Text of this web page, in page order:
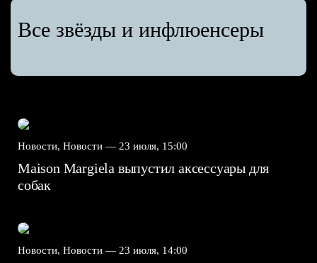
Все звёзды и инфлюенсеры
Новости, Новости — 23 июля, 15:00
Maison Margiela выпустил аксессуары для
собак
Новости, Новости — 23 июля, 14:00